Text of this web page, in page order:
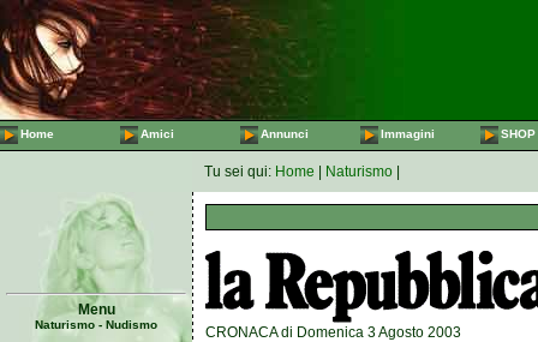
Home Amici Annunci Immagini SHOP
Tu sei qui: Home Naturismo
Menu
Naturismo - Nudismo CRONACA di Domenica 3 Agosto 2003